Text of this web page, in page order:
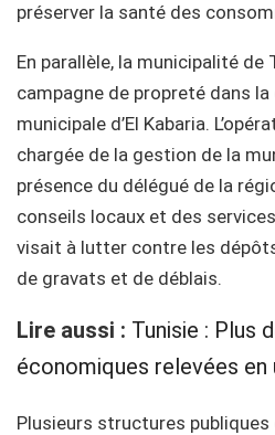
préserver la santé des
En parallèle, la municipalité de
campagne de propreté dans
municipale d’El Kabaria.
chargée de la gestion de la
présence du délégué de la
conseils locaux et des
visait à lutter contre les
de gravats et de déblais.
Lire aussi : Tunisie : Plus
économiques relevées en
Plusieurs structures